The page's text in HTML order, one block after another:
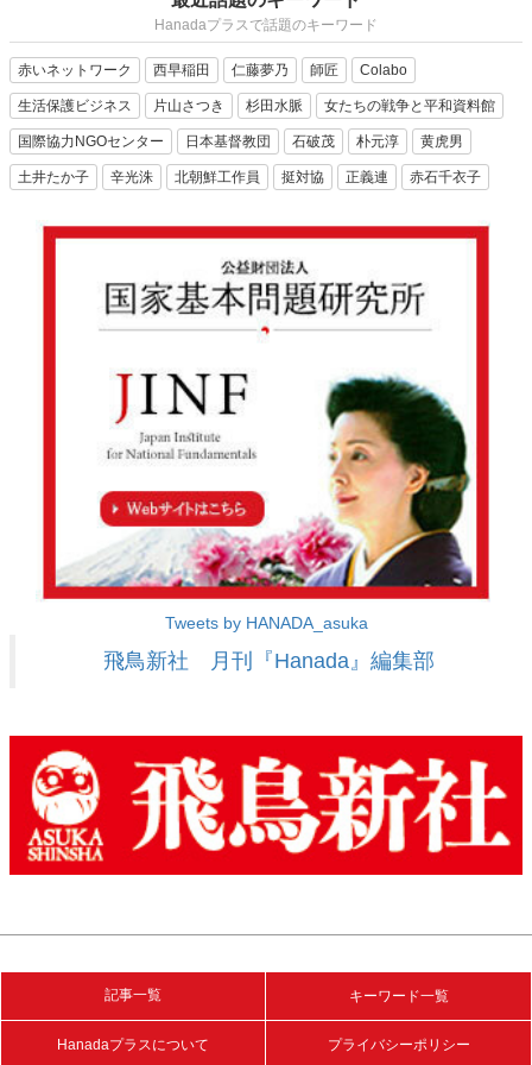
Hanadaプラスで話題のキーワード
赤いネットワーク 西早稲田 仁藤夢乃 師匠 Colabo
生活保護ビジネス 片山さつき 杉田水脈 女たちの戦争と平和資料館
国際協力NGOセンター 日本基督教団 石破茂 朴元淳 黄虎男
土井たか子 辛光洙 北朝鮮工作員 挺対協 正義連 赤石千衣子
Tweets by HANADA_asuka
飛鳥新社 月刊『Hanada』編集部
記事一覧 キーワード一覧
Hanadaプラスについて プライバシーポリシー